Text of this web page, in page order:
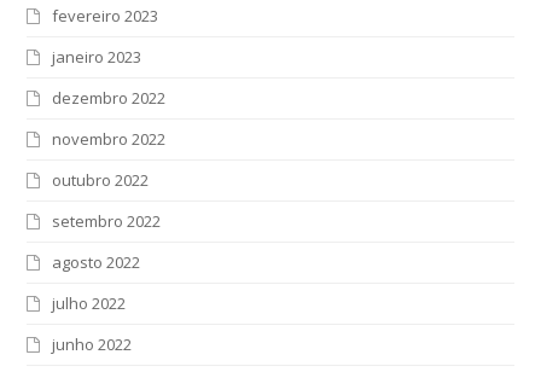
fevereiro 2023
janeiro 2023
dezembro 2022
novembro 2022
outubro 2022
setembro 2022
agosto 2022
julho 2022
junho 2022